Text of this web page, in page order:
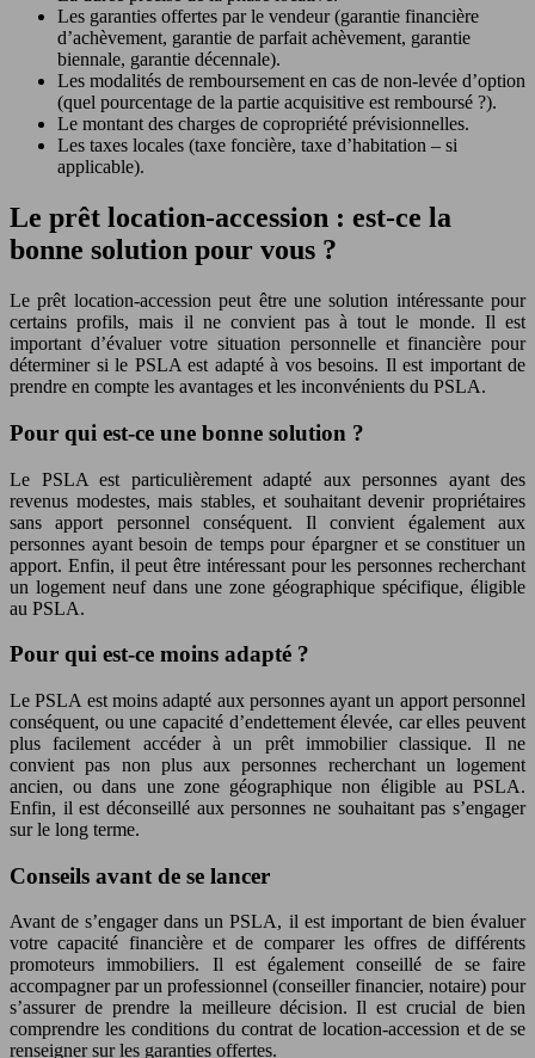
Les garanties offertes par le vendeur (garantie financière
d’achèvement, garantie de parfait achèvement, garantie
biennale, garantie décennale).
Les modalités de remboursement en cas de non-levée d’option
(quel pourcentage de la partie acquisitive est remboursé ?).
Le montant des charges de copropriété prévisionnelles.
Les taxes locales (taxe foncière, taxe d’habitation – si
applicable).
Le prêt location-accession : est-ce la
bonne solution pour vous ?
Le prêt location-accession peut être une solution intéressante pour
certains profils, mais il ne convient pas à tout le monde. Il est
important d’évaluer votre situation personnelle et financière pour
déterminer si le PSLA est adapté à vos besoins. Il est important de
prendre en compte les avantages et les inconvénients du PSLA.
Pour qui est-ce une bonne solution ?
Le PSLA est particulièrement adapté aux personnes ayant des
revenus modestes, mais stables, et souhaitant devenir propriétaires
sans apport personnel conséquent. Il convient également aux
personnes ayant besoin de temps pour épargner et se constituer un
apport. Enfin, il peut être intéressant pour les personnes recherchant
un logement neuf dans une zone géographique spécifique, éligible
au PSLA.
Pour qui est-ce moins adapté ?
Le PSLA est moins adapté aux personnes ayant un apport personnel
conséquent, ou une capacité d’endettement élevée, car elles peuvent
plus facilement accéder à un prêt immobilier classique. Il ne
convient pas non plus aux personnes recherchant un logement
ancien, ou dans une zone géographique non éligible au PSLA.
Enfin, il est déconseillé aux personnes ne souhaitant pas s’engager
sur le long terme.
Conseils avant de se lancer
Avant de s’engager dans un PSLA, il est important de bien évaluer
votre capacité financière et de comparer les offres de différents
promoteurs immobiliers. Il est également conseillé de se faire
accompagner par un professionnel (conseiller financier, notaire) pour
s’assurer de prendre la meilleure décision. Il est crucial de bien
comprendre les conditions du contrat de location-accession et de se
renseigner sur les garanties offertes.